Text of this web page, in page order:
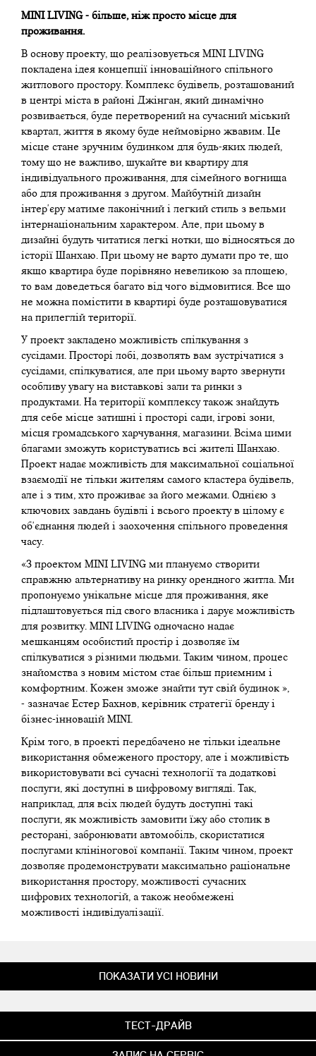
MINI LIVING - більше, ніж просто місце для
проживання.
В основу проекту, що реалізовується MINI LIVING
покладена ідея концепції інноваційного спільного
житлового простору. Комплекс будівель, розташований
в центрі міста в районі Джінган, який динамічно
розвивається, буде перетворений на сучасний міський
квартал, життя в якому буде неймовірно жвавим. Це
місце стане зручним будинком для будь-яких людей,
тому що не важливо, шукайте ви квартиру для
індивідуального проживання, для сімейного вогнища
або для проживання з другом. Майбутній дизайн
інтер'єру матиме лаконічний і легкий стиль з вельми
інтернаціональним характером. Але, при цьому в
дизайні будуть читатися легкі нотки, що відносяться до
історії Шанхаю. При цьому не варто думати про те, що
якщо квартира буде порівняно невеликою за площею,
то вам доведеться багато від чого відмовитися. Все що
не можна помістити в квартирі буде розташовуватися
на прилеглій території.
У проект закладено можливість спілкування з
сусідами. Просторі лобі, дозволять вам зустрічатися з
сусідами, спілкуватися, але при цьому варто звернути
особливу увагу на виставкові зали та ринки з
продуктами. На території комплексу також знайдуть
для себе місце затишні і просторі сади, ігрові зони,
місця громадського харчування, магазини. Всіма цими
благами зможуть користуватись всі жителі Шанхаю.
Проект надає можливість для максимальної соціальної
взаємодії не тільки жителям самого кластера будівель,
але і з тим, хто проживає за його межами. Однією з
ключових завдань будівлі і всього проекту в цілому є
об'єднання людей і заохочення спільного проведення
часу.
«З проектом MINI LIVING ми плануємо створити
справжню альтернативу на ринку орендного житла. Ми
пропонуємо унікальне місце для проживання, яке
підлаштовується під свого власника і дарує можливість
для розвитку. MINI LIVING одночасно надає
мешканцям особистий простір і дозволяє їм
спілкуватися з різними людьми. Таким чином, процес
знайомства з новим містом стає більш приємним і
комфортним. Кожен зможе знайти тут свій будинок »,
- зазначає Естер Бахнов, керівник стратегії бренду і
бізнес-інновацій MINI.
Крім того, в проекті передбачено не тільки ідеальне
використання обмеженого простору, але і можливість
використовувати всі сучасні технології та додаткові
послуги, які доступні в цифровому вигляді. Так,
наприклад, для всіх людей будуть доступні такі
послуги, як можливість замовити їжу або столик в
ресторані, забронювати автомобіль, скористатися
послугами клініногової компанії. Таким чином, проект
дозволяє продемонструвати максимально раціональне
використання простору, можливості сучасних
цифрових технологій, а також необмежені
можливості індивідуалізації.
ПОКАЗАТИ УСІ НОВИНИ
ТЕСТ-ДРАЙВ